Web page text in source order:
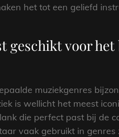
het tot een geliefd
geschikt voor
muziekgenres
is wellicht het meest
die perfect past bij de
vaak gebruikt in genres